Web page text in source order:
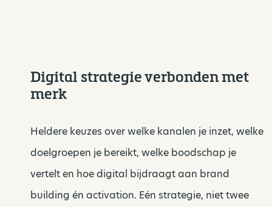
Digital strategie verbonden met
merk
Heldere keuzes over welke kanalen je inzet, welke
doelgroepen je bereikt, welke boodschap je
vertelt en hoe digital bijdraagt aan brand
building én activation. Eén strategie, niet twee